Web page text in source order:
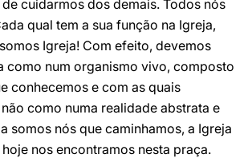
cuidarmos dos demais. Todos nós
qual tem a sua função na Igreja,
Igreja! Com efeito, devemos
como num organismo vivo, composto
conhecemos e com as quais
como numa realidade abstrata e
somos nós que caminhamos, a Igreja
nos encontramos nesta praça.